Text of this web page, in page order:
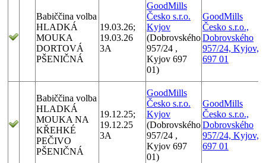
Babiččina volba
HLADKÁ
MOUKA
DORTOVÁ
PŠENIČNÁ
19.03.26;
19.03.26
3A
GoodMills
Česko s.r.o.
Kyjov
(Dobrovského
957/24 ,
Kyjov 697
01)
GoodMills
Česko s.r.o.,
Dobrovského
957/24, Kyjov,
697 01
Babiččina volba
HLADKÁ
MOUKA NA
KŘEHKÉ
PEČIVO
PŠENIČNÁ
19.12.25;
19.12.25
3A
GoodMills
Česko s.r.o.
Kyjov
(Dobrovského
957/24 ,
Kyjov 697
01)
GoodMills
Česko s.r.o.,
Dobrovského
957/24, Kyjov,
697 01